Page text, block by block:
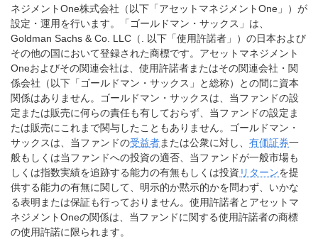
ネジメントOne株式会社（以下「アセットマネジメントOne」）が
設定・運用を行います。「ゴールドマン・サックス」は、
Goldman Sachs & Co. LLC（. 以下「使用許諾者」）の日本および
その他の国において登録された商標です。アセットマネジメント
Oneおよびその関連会社は、使用許諾者またはその関連会社・関
係会社（以下「ゴールドマン・サックス」と総称）との間に資本
関係はありません。ゴールドマン・サックスは、当ファンドの設
定または販売に何らの責任も有しておらず、当ファンドの設定ま
たは販売にこれまで関与したこともありません。ゴールドマン・
サックスは、当ファンドの受益者または公衆に対し、 有価証券一
般もしくは当ファンドへの投資の適否、当ファンドが一般市場も
しくは指数実績を追跡する能力の有無もしくは投資 リターンを提
供する能力の有無に関して、明示的か黙示的かを問わず、いかな
る表明または保証も行っておりません。使用許諾者とアセットマ
ネジメントOneの関係は、当ファンドに関する使用許諾者の商標
の使用許諾に限られます。